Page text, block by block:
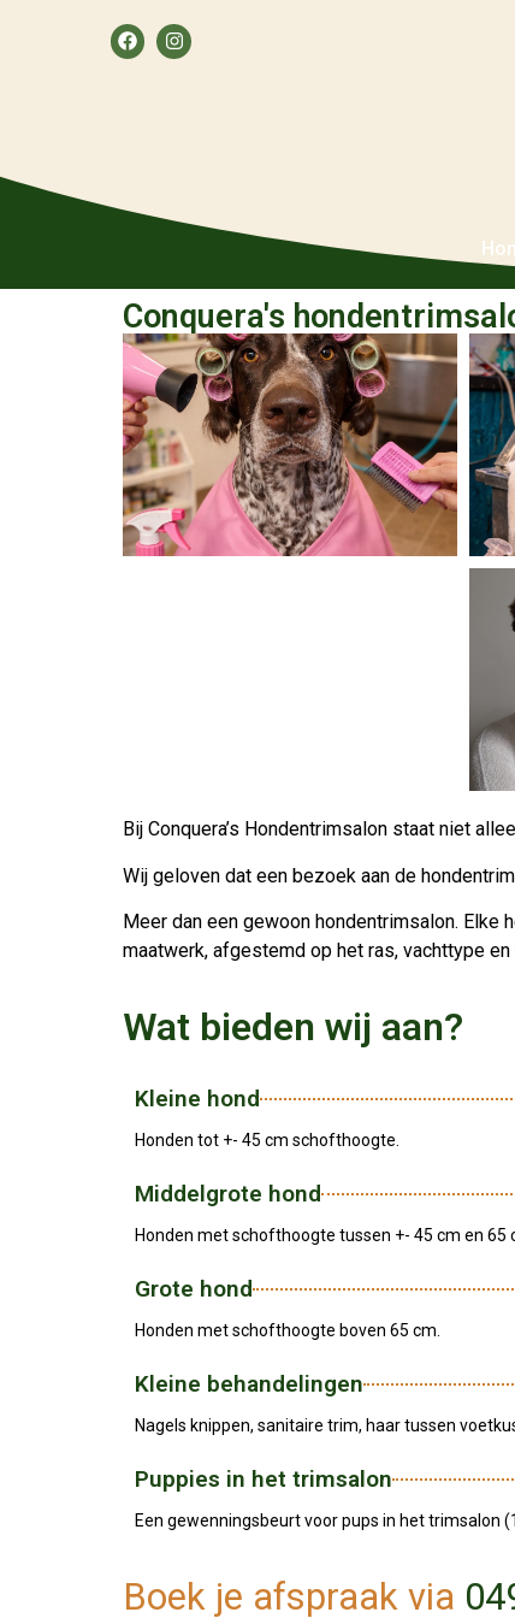
Conquera's
Bij Conquera’s Hondentrimsalon staat niet
Wij geloven dat een bezoek aan de
Meer dan een gewoon hondentrimsalon. Elke
maatwerk, afgestemd op het ras, vachttype en
Wat bieden wij aan?
Kleine hond
Honden tot +- 45 cm schofthoogte.
Middelgrote hond
Honden met schofthoogte tussen +- 45 cm en 65
Grote hond
Honden met schofthoogte boven 65 cm.
Kleine behandelingen
Nagels knippen, sanitaire trim, haar tussen
Puppies in het trimsalon
Een gewenningsbeurt voor pups in het trimsalon
Boek je afspraak via